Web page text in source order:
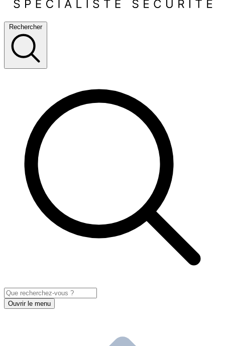
Rechercher
Ouvrir le menu